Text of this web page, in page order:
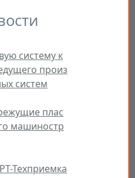
систему к
произ
систем
плас
машиностр
Техприемка